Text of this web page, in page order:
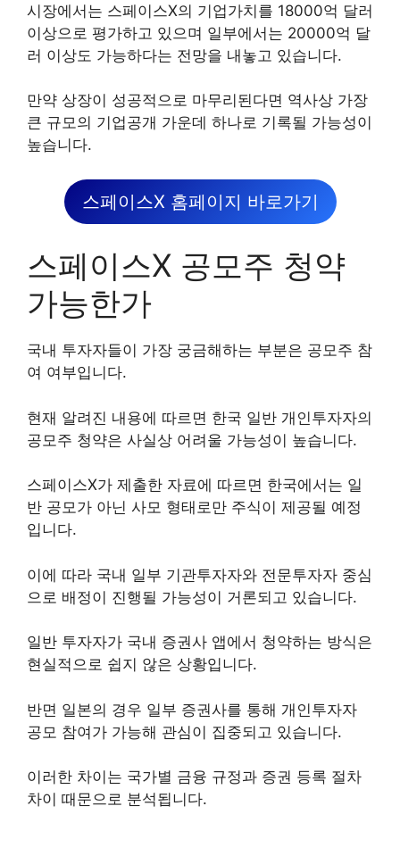
시장에서는 스페이스X의 기업가치를 18000억 달러
이상으로 평가하고 있으며 일부에서는 20000억 달
러 이상도 가능하다는 전망을 내놓고 있습니다.
만약 상장이 성공적으로 마무리된다면 역사상 가장
큰 규모의 기업공개 가운데 하나로 기록될 가능성이
높습니다.
스페이스X 홈페이지 바로가기
스페이스X 공모주 청약
가능한가
국내 투자자들이 가장 궁금해하는 부분은 공모주 참
여 여부입니다.
현재 알려진 내용에 따르면 한국 일반 개인투자자의
공모주 청약은 사실상 어려울 가능성이 높습니다.
스페이스X가 제출한 자료에 따르면 한국에서는 일
반 공모가 아닌 사모 형태로만 주식이 제공될 예정
입니다.
이에 따라 국내 일부 기관투자자와 전문투자자 중심
으로 배정이 진행될 가능성이 거론되고 있습니다.
일반 투자자가 국내 증권사 앱에서 청약하는 방식은
현실적으로 쉽지 않은 상황입니다.
반면 일본의 경우 일부 증권사를 통해 개인투자자
공모 참여가 가능해 관심이 집중되고 있습니다.
이러한 차이는 국가별 금융 규정과 증권 등록 절차
차이 때문으로 분석됩니다.